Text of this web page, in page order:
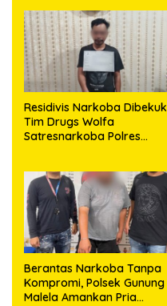
Residivis Narkoba Dibekuk
Tim Drugs Wolfa
Satresnarkoba Polres
Berantas Narkoba Tanpa
Kompromi, Polsek Gunung
Malela Amankan Pria